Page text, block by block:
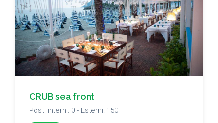
CRÜB sea front
Posti interni: 0 - Esterni: 150